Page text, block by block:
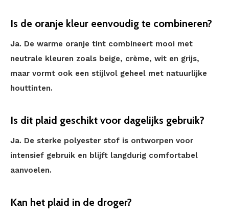
Is de oranje kleur eenvoudig te combineren?
Ja. De warme oranje tint combineert mooi met
neutrale kleuren zoals beige, crème, wit en grijs,
maar vormt ook een stijlvol geheel met natuurlijke
houttinten.
Is dit plaid geschikt voor dagelijks gebruik?
Ja. De sterke polyester stof is ontworpen voor
intensief gebruik en blijft langdurig comfortabel
aanvoelen.
Kan het plaid in de droger?